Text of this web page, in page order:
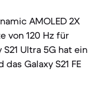
AMOLED 2X
von 120 Hz für
Ultra 5G hat ein
Galaxy S21 FE